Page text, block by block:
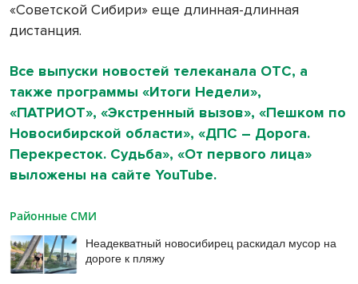
«Советской Сибири» еще длинная-длинная
дистанция.
Все выпуски новостей телеканала ОТС, а
также программы «Итоги Недели»,
«ПАТРИОТ», «Экстренный вызов», «Пешком по
Новосибирской области», «ДПС – Дорога.
Перекресток. Судьба», «От первого лица»
выложены на сайте YouTube.
Районные СМИ
Неадекватный новосибирец раскидал мусор на
дороге к пляжу